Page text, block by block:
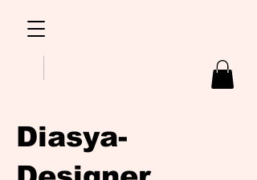
Diasya-